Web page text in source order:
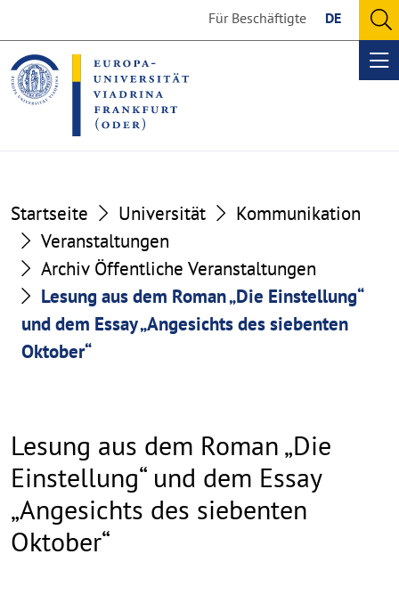
the
content
section
the
footer
section
Für Beschäftigte DE
Startseite Universität
Kommunikation
Veranstaltungen
Archiv Öffentliche Veranstaltungen
Lesung aus dem Roman „Die Einstellung“
und dem Essay „Angesichts des siebenten
Oktober“
Lesung aus dem Roman „Die
Einstellung“ und dem Essay
„Angesichts des siebenten
Oktober“